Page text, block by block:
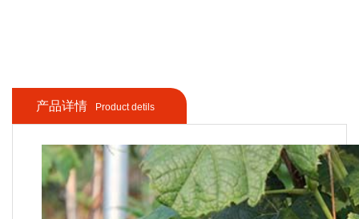
产品详情 Product detils